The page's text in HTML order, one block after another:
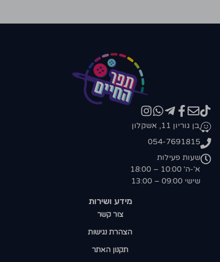
מידע ושירות
צור קשר
הצהרת נגישות
תקנון האתר
בן גוריון 11, אשקלון
054-7691815
שעות פעילות
א'-ה' 10:00 – 18:00
שישי 09:00 – 13:00